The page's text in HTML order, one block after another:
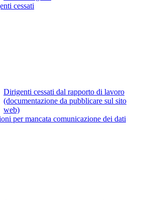
cessati
Dirigenti cessati dal rapporto di lavoro
(documentazione da pubblicare sul sito
web)
per mancata comunicazione dei dati